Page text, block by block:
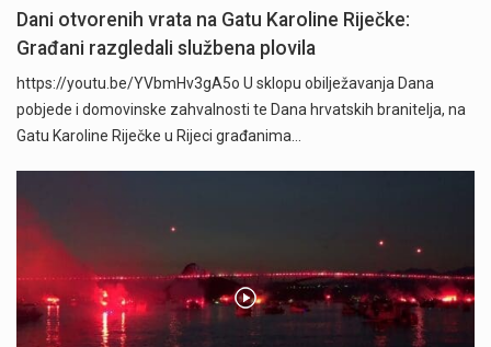
Dani otvorenih vrata na Gatu Karoline Riječke:
Građani razgledali službena plovila
https://youtu.be/YVbmHv3gA5o U sklopu obilježavanja Dana
pobjede i domovinske zahvalnosti te Dana hrvatskih branitelja, na
Gatu Karoline Riječke u Rijeci građanima…